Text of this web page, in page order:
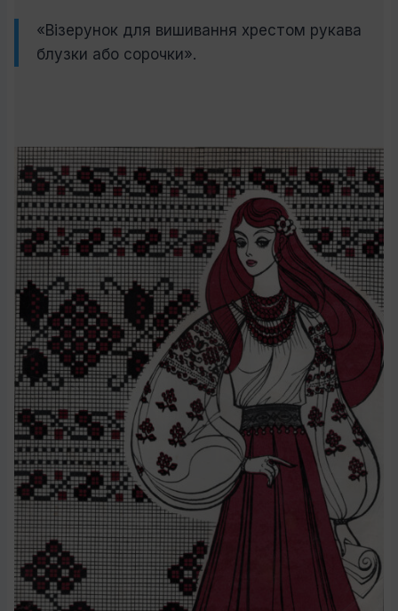
«Візерунок для вишивання хрестом рукава
блузки або сорочки».